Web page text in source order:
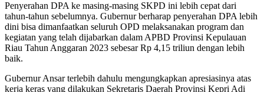
Penyerahan DPA ke masing-masing SKPD ini lebih cepat dari
tahun-tahun sebelumnya. Gubernur berharap penyerahan DPA lebih
dini bisa dimanfaatkan seluruh OPD melaksanakan program dan
kegiatan yang telah dijabarkan dalam APBD Provinsi Kepulauan
Riau Tahun Anggaran 2023 sebesar Rp 4,15 triliun dengan lebih
baik.
Gubernur Ansar terlebih dahulu mengungkapkan apresiasinya atas
kerja keras yang dilakukan Sekretaris Daerah Provinsi Kepri Adi